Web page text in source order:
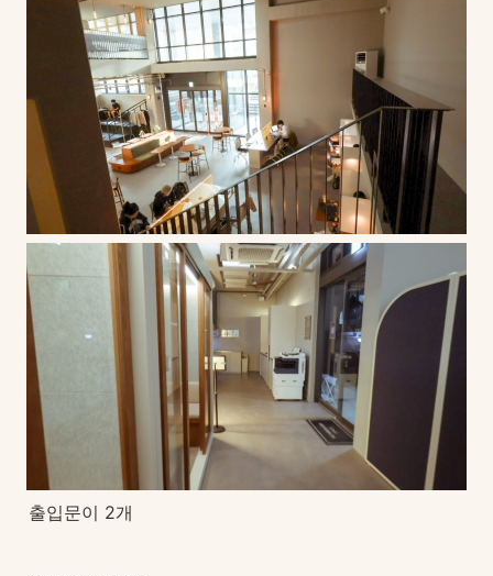
출입문이 2개